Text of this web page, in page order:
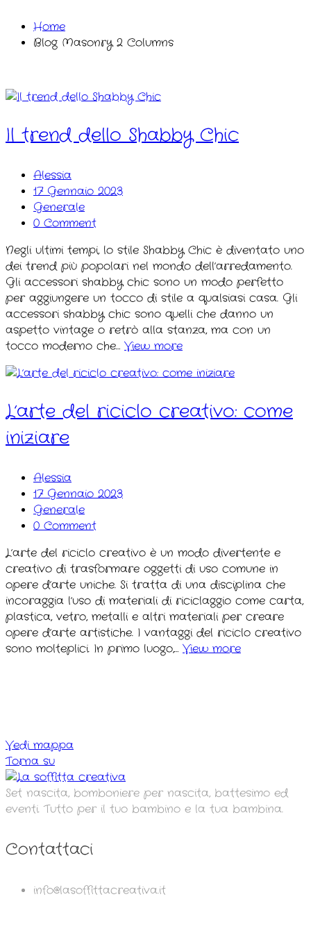
Home
Blog Masonry 2 Columns
Il trend dello Shabby Chic
Alessia
17 Gennaio 2023
Generale
0 Comment
Negli ultimi tempi, lo stile Shabby Chic è diventato uno
dei trend più popolari nel mondo dell’arredamento.
Gli accessori shabby chic sono un modo perfetto
per aggiungere un tocco di stile a qualsiasi casa. Gli
accessori shabby chic sono quelli che danno un
aspetto vintage o retrò alla stanza, ma con un
tocco moderno che… View more
L’arte del riciclo creativo: come
iniziare
Alessia
17 Gennaio 2023
Generale
0 Comment
L’arte del riciclo creativo è un modo divertente e
creativo di trasformare oggetti di uso comune in
opere d’arte uniche. Si tratta di una disciplina che
incoraggia l’uso di materiali di riciclaggio come carta,
plastica, vetro, metalli e altri materiali per creare
opere d’arte artistiche. I vantaggi del riciclo creativo
sono molteplici. In primo luogo,… View more
Vedi mappa
Torna su
Set nascita, bomboniere per nascita, battesimo ed
eventi. Tutto per il tuo bambino e la tua bambina.
Contattaci
info@lasoffittacreativa.it